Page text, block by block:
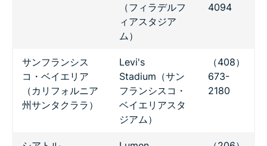
（フィラデルフ
ィアスタジア
ム）
4094
サンフランシス
コ・ベイエリア
（カリフォルニア
州サンタクララ）
Levi's
Stadium（サン
フランシスコ・
ベイエリアスタ
ジアム）
（408）
673-
2180